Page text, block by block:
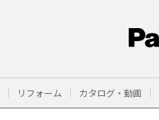
リフォーム カタログ・動画